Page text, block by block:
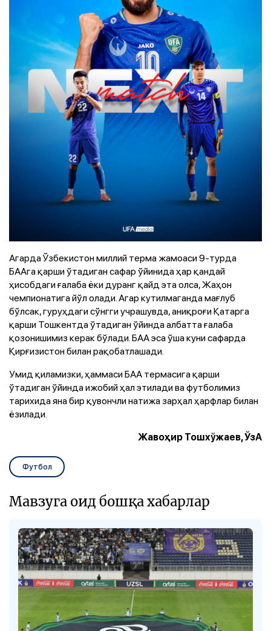
Агарда Ўзбекистон миллий терма жамоаси 9-турда
БААга қарши ўтадиган сафар ўйинида ҳар қандай
ҳисобдаги ғалаба ёки дуранг қайд эта олса, Жаҳон
чемпионатига йўл олади. Агар кутилмаганда мағлуб
бўлсак, гуруҳдаги сўнгги учрашувда, аниқроғи Қатарга
қарши Тошкентда ўтадиган ўйинда албатта ғалаба
қозонишимиз керак бўлади. БАА эса ўша куни сафарда
Қирғизистон билан рақобатлашади.
Умид қиламизки, ҳаммаси БАА термасига қарши
ўтадиган ўйинда ижобий ҳал этилади ва футболимиз
тарихида яна бир қувончли натижа зарҳал ҳарфлар билан
ёзилади.
Жавоҳир Тошхўжаев, ЎзА
Футбол
Мавзуга оид бошқа хабарлар